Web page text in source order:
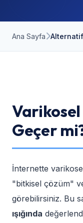
Ana Sayfa
Varikosel
Geçer
İnternette
"bitkisel çözüm"
görebilirsiniz. Bu
ışığında